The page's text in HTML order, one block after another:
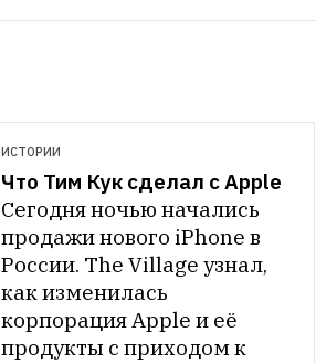
ИСТОРИИ
Что Тим Кук сделал с Apple
Сегодня ночью начались
продажи нового iPhone в
России. The Village узнал,
как изменилась
корпорация Apple и её
продукты с приходом к